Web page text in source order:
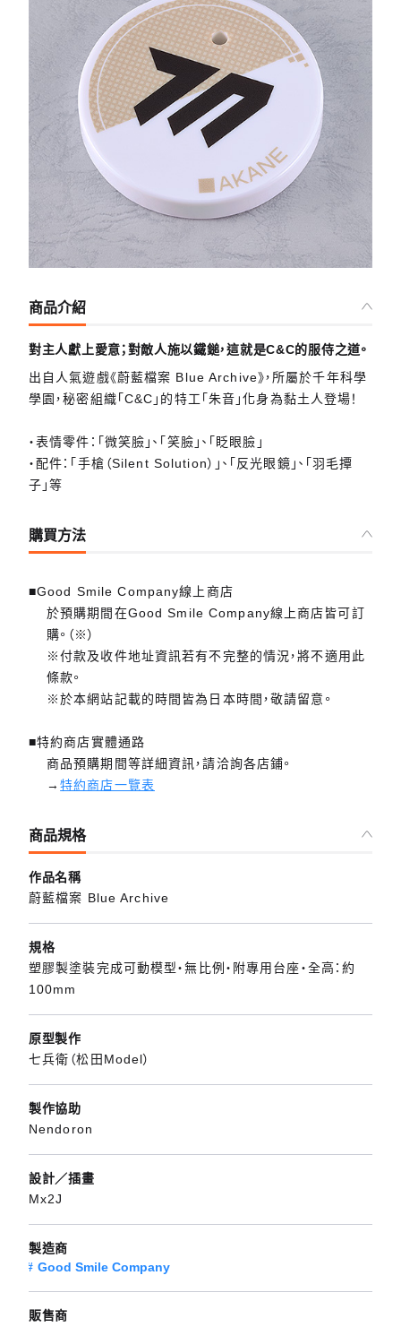
商品介紹
對主人獻上愛意；對敵人施以鐵鎚，這就是C&C的服侍之道。
出自人氣遊戲《蔚藍檔案 Blue Archive》，所屬於千年科學
學園，秘密組織「C&C」的特工「朱音」化身為黏土人登場！
・表情零件：「微笑臉」、「笑臉」、「眨眼臉」
・配件：「手槍（Silent Solution）」、「反光眼鏡」、「羽毛撢
子」等
購買方法
■Good Smile Company線上商店
於預購期間在Good Smile Company線上商店皆可訂
購。（※）
※付款及收件地址資訊若有不完整的情況，將不適用此
條款。
※於本網站記載的時間皆為日本時間，敬請留意。
■特約商店實體通路
商品預購期間等詳細資訊，請洽詢各店鋪。
→特約商店一覽表
商品規格
作品名稱
蔚藍檔案 Blue Archive
規格
塑膠製塗裝完成可動模型・無比例・附專用台座・全高：約
100mm
原型製作
七兵衛（松田Model）
製作協助
Nendoron
設計／插畫
Mx2J
製造商
Good Smile Company
販售商